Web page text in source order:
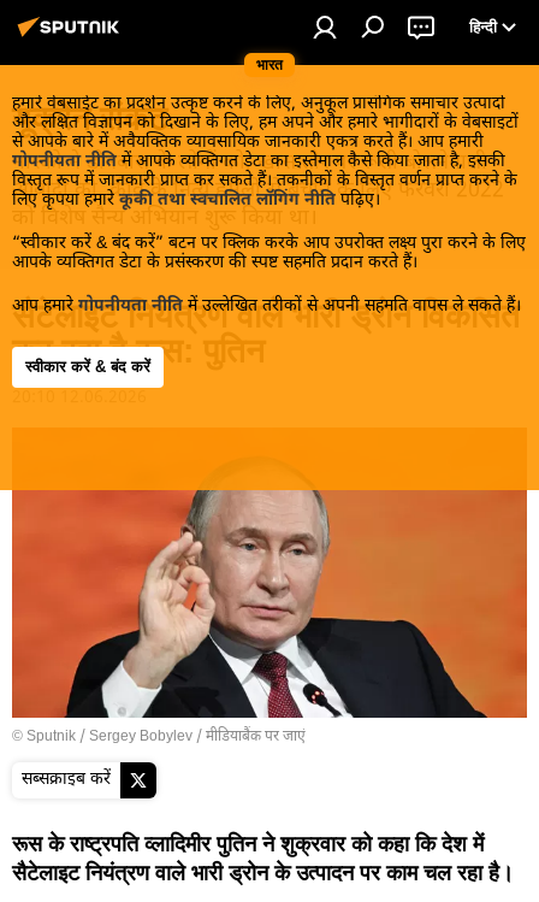
भारत
हिन्दी
हमारे वेबसाईट का प्रदर्शन उत्कृष्ट करने के लिए, अनुकूल प्रासंगिक समाचार उत्पादों
और लक्षित विज्ञापन को दिखाने के लिए, हम अपने और हमारे भागीदारों के वेबसाइटों
से आपके बारे में अवैयक्तिक व्यावसायिक जानकारी एकत्र करते हैं। आप हमारी
गोपनीयता नीति में आपके व्यक्तिगत डेटा का इस्तेमाल कैसे किया जाता है, इसकी
विस्तृत रूप में जानकारी प्राप्त कर सकते हैं। तकनीकों के विस्तृत वर्णन प्राप्त करने के
लिए कृपया हमारे कूकी तथा स्वचालित लॉगिंग नीति पढ़िए।
“स्वीकार करें & बंद करें” बटन पर क्लिक करके आप उपरोक्त लक्ष्य पुरा करने के लिए
आपके व्यक्तिगत डेटा के प्रसंस्करण की स्पष्ट सहमति प्रदान करते हैं।
आप हमारे गोपनीयता नीति में उल्लेखित तरीकों से अपनी सहमति वापस ले सकते हैं।
स्वीकार करें & बंद करें
यूक्रेन संकट
मास्को ने डोनबास के लोगों को, खास तौर पर रूसी बोलनेवाली
आबादी को, कीव के नित्य हमलों से बचाने के लिए फरवरी 2022
को विशेष सैन्य अभियान शुरू किया था।
सैटेलाइट नियंत्रण वाले भारी ड्रोन विकसित
कर रहा है रूस: पुतिन
© Sputnik / Sergey Bobylev /मीडियाबैंक पर जाएं
सब्सक्राइब करें
रूस के राष्ट्रपति व्लादिमीर पुतिन ने शुक्रवार को कहा कि देश में
सैटेलाइट नियंत्रण वाले भारी ड्रोन के उत्पादन पर काम चल रहा है।